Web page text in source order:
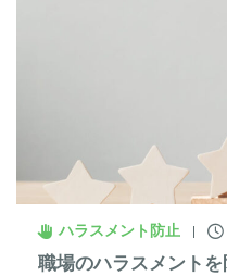
ハラスメント防止
職場のハラスメント